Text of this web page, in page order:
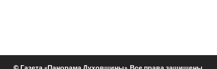
© Газета «Панорама Духовщины». Все права защищены.